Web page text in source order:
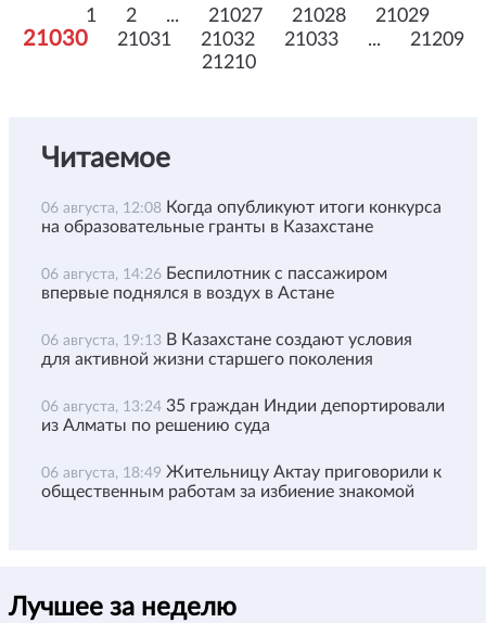
1 2 ... 21027 21028 21029
21030 21031 21032 21033 ...
21209
21210
Читаемое
06 августа, 12:08 Когда опубликуют итоги конкурса
на образовательные гранты в Казахстане
06 августа, 14:26 Беспилотник с пассажиром
впервые поднялся в воздух в Астане
06 августа, 19:13 В Казахстане создают условия
для активной жизни старшего поколения
06 августа, 13:24 35 граждан Индии депортировали
из Алматы по решению суда
06 августа, 18:49 Жительницу Актау приговорили к
общественным работам за избиение знакомой
Лучшее за неделю